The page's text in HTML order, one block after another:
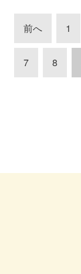
前へ 1
7 8